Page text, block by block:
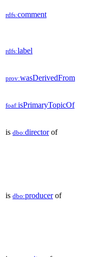
rdfs:comment
rdfs:label
prov:wasDerivedFrom
foaf:isPrimaryTopicOf
is dbo:directorof
is dbo:producerof